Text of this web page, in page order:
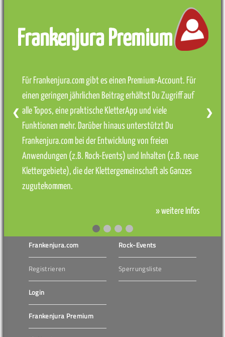
Frankenjura Premium
Für Frankenjura.com gibt es einen Premium-Account. Für
einen geringen jährlichen Beitrag erhältst Du Zugriff auf
alle Topos, eine praktische KletterApp und viele
Funktionen mehr. Darüber hinaus unterstützt Du
Frankenjura.com bei der Entwicklung von freien
Anwendungen (z.B. Rock-Events) und Inhalten (z.B. neue
Klettergebiete), die der Klettergemeinschaft als Ganzes
zugutekommen.
» weitere Infos
❮ ❯
Frankenjura.com
Registrieren
Login
Frankenjura Premium
Rock-Events
Sperrungsliste